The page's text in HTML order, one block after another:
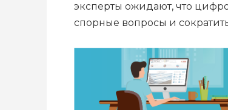
эксперты ожидают, что
спорные вопросы и